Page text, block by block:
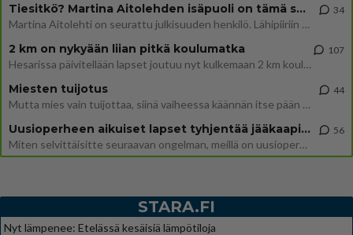
Tiesitkö? Martina Aitolehden isäpuoli on tämä suosittu laulaja
Martina Aitolehti on seurattu julkisuuden henkilö. Lähipiiriin mahtuu muitakin tunnettuja henkilöitä. Tiesitkö, että Ma
34
2 km on nykyään liian pitkä koulumatka
Hesarissa päivitellään lapset joutuu nyt kulkemaan 2 km kouluun jösses. Ruostefillarilla tuo matka menee vaikka miten äk
107
Miesten tuijotus
Mutta mies vain tuijottaa, siinä vaiheessa käännän itse pään pois. Mikä juttu? Yleensä jos joku tuijottaa tai katsoo, hä
44
Uusioperheen aikuiset lapset tyhjentää jääkaapin käydessään
Miten selvittäisitte seuraavan ongelman, meillä on uusioperhe, minulla teini-ikäiset lapset ja puolisolla aikuiset, jotk
56
STARA.FI
Nyt lämpenee: Etelässä kesäisiä lämpötiloja